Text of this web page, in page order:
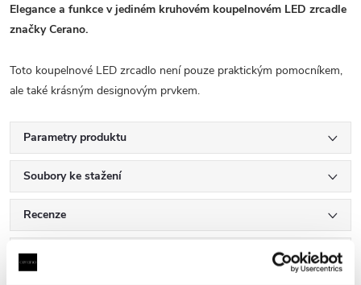
Elegance a funkce v jediném kruhovém koupelnovém LED zrcadle
značky Cerano.
Toto koupelnové LED zrcadlo není pouze praktickým pomocníkem,
ale také krásným designovým prvkem.
Parametry produktu
Soubory ke stažení
Recenze
Diskuse